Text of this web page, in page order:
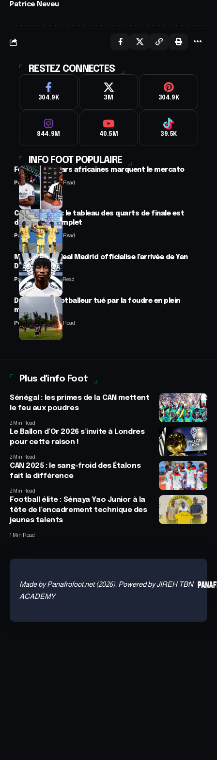
Patrice Neveu
RESTEZ CONNECTES
304.9K 3M 304.9K
844.9M 40.5M 39.5K
INFO FOOT POPULAIRE
Football : 2 stars africaines marquent le mercato
Panafrofoot2 Min Read
CAN féminine : le tableau des quarts de finale est
désormais complet
Panafrofoot2 Min Read
Mercato : Le Real Madrid officialise l’arrivée de Yan
Diomandé
Panafrofoot1 Min Read
Drame : un footballeur tué par la foudre en plein
match
Panafrofoot2 Min Read
Plus d'info Foot
Sénégal : les primes de la CAN mettent
le feu aux poudres
2 Min Read
Le Ballon d’Or 2026 s’invite à Londres
pour cette raison !
2 Min Read
CAN 2025 : le sang-froid des Étalons
fait la différence
2 Min Read
Football élite : Sénaya Yao Junior à la
tête de l’encadrement technique des
jeunes talents
1 Min Read
Made by Panafrofoot.net (2026). Powered by JIREH TBN
ACADEMY